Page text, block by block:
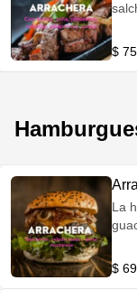
$ 75
La
$ 69